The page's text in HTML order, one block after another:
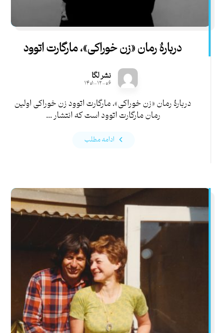
دربارۀ رمان «زن خوراکی»، مارگارت اتوود
نشر لگا
۱۴۰۱-۱۲-۰۶
دربارۀ رمان «زن خوراکی»، مارگارت اتوود زن خوراکی اولین
رمان مارگارت اتوود است که انتشار ...
ادامه مطلب